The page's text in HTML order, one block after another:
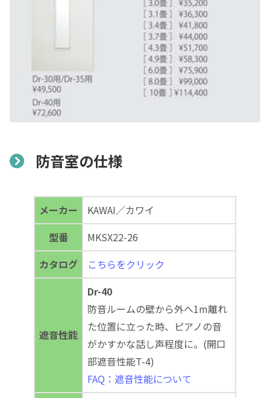
防音室の仕様
メーカー
KAWAI／カワイ
型番
MKSX22-26
カタログ
こちらをクリック
遮音性能
Dr-40
防音ルームの壁から外へ1m離れ
た位置に立った時、ピアノの音
がかすかな話し声程度に。(開口
部遮音性能T-4)
FAQ：遮音性能について